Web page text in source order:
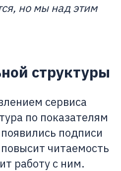
но мы над этим
структуры
сервиса
по показателям
подписи
читаемость
работу с ним.